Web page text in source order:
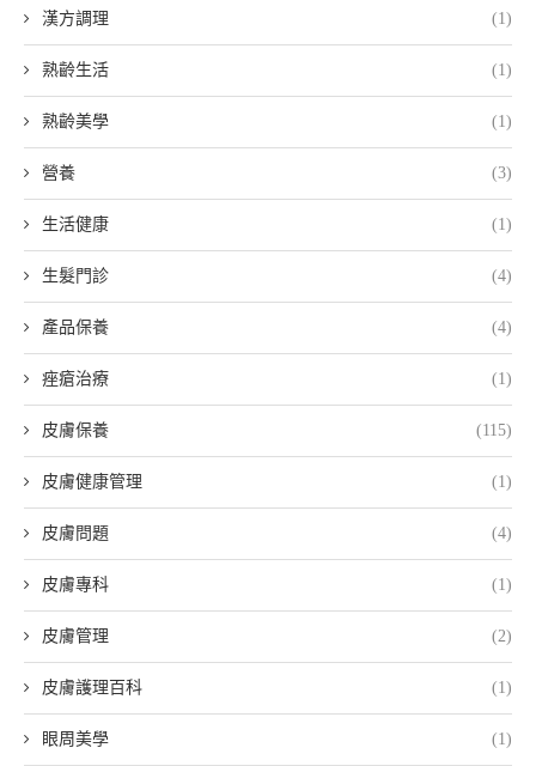
漢方調理 (1)
熟齡生活 (1)
熟齡美學 (1)
營養 (3)
生活健康 (1)
生髮門診 (4)
產品保養 (4)
痤瘡治療 (1)
皮膚保養 (115)
皮膚健康管理 (1)
皮膚問題 (4)
皮膚專科 (1)
皮膚管理 (2)
皮膚護理百科 (1)
眼周美學 (1)